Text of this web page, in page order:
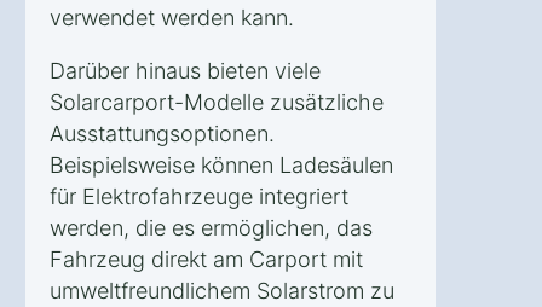
verwendet werden kann.
Darüber hinaus bieten viele
Solarcarport-Modelle zusätzliche
Ausstattungsoptionen.
Beispielsweise können Ladesäulen
für Elektrofahrzeuge integriert
werden, die es ermöglichen, das
Fahrzeug direkt am Carport mit
umweltfreundlichem Solarstrom zu